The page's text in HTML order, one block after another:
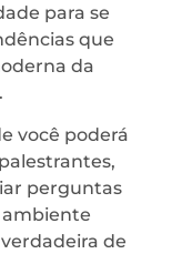
para se
que
da
você poderá
perguntas
de